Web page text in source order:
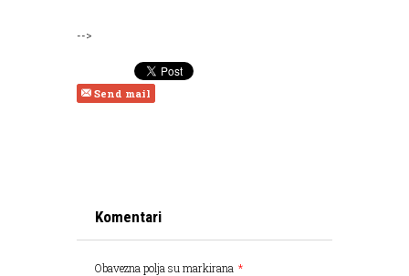
-->
Send mail
Komentari
Obavezna polja su markirana *